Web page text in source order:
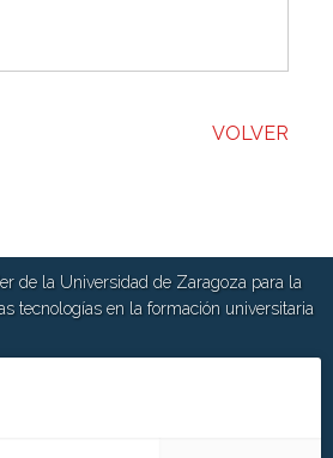
VOLVER
de la Universidad de Zaragoza para la
tecnologías en la formación universitaria